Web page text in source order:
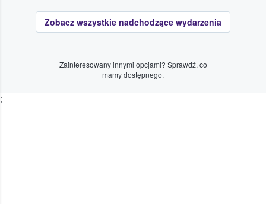
Zobacz wszystkie nadchodzące wydarzenia
Zainteresowany innymi opcjami? Sprawdź, co
mamy dostępnego.
;